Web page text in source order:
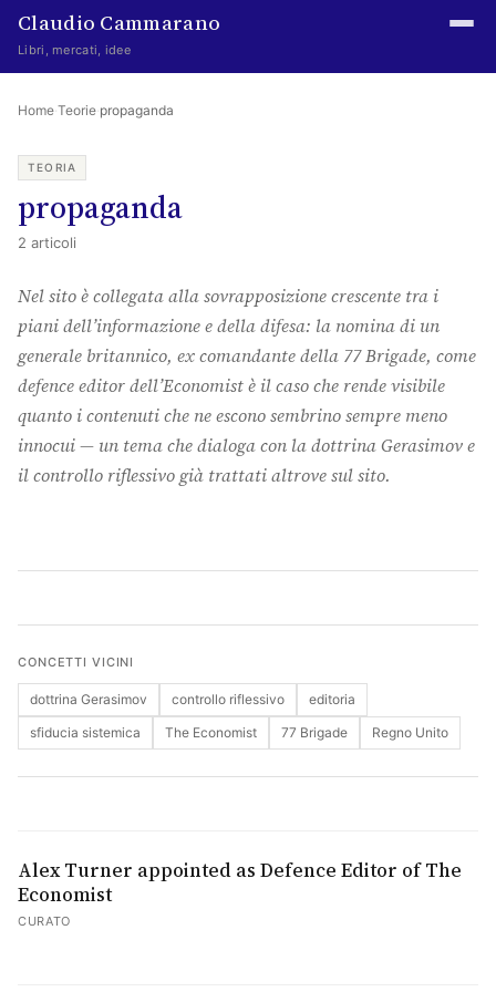
Claudio Cammarano
Libri, mercati, idee
Home
Writings
Curated
Learning log
Irene Media
Indice
About
The Abstract
Home·Teorie·propaganda
TEORIA
propaganda
2 articoli
Nel sito è collegata alla sovrapposizione crescente tra i
piani dell’informazione e della difesa: la nomina di un
generale britannico, ex comandante della 77 Brigade, come
defence editor dell’Economist è il caso che rende visibile
quanto i contenuti che ne escono sembrino sempre meno
innocui — un tema che dialoga con la dottrina Gerasimov e
il controllo riflessivo già trattati altrove sul sito.
CONCETTI VICINI
dottrina Gerasimov controllo riflessivo
editoria
sfiducia sistemica
The Economist 77 Brigade Regno Unito
Alex Turner appointed as Defence Editor of The
Economist
CURATO